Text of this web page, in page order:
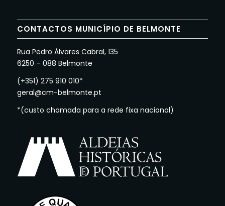
CONTACTOS MUNICÍPIO DE BELMONTE
Rua Pedro Álvares Cabral, 135
6250 – 088 Belmonte
(+351) 275 910 010*
geral@cm-belmonte.pt
*(custo chamada para a rede fixa nacional)